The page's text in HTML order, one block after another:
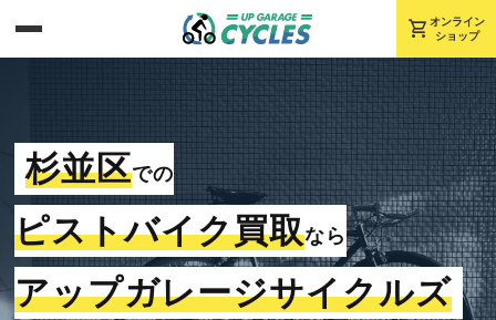
shopping_cart オンライン
ショップ
杉並区での
ピストバイク買取なら
アップガレージサイクルズ